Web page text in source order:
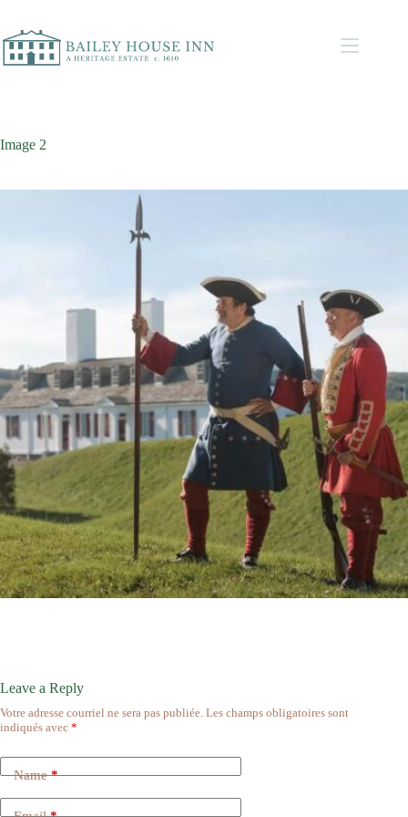
Image 2
Leave a Reply
Votre adresse courriel ne sera pas publiée. Les champs obligatoires sont
indiqués avec *
Name*